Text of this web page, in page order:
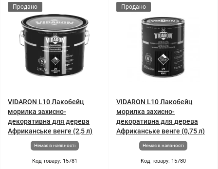
Продано
VIDARON L10 Лакобейц
морилка захисно-
декоративна для дерева
Африканське венге (2,5 л)
Немає в наявності
Код товару: 15781
Продано
VIDARON L10 Лакобейц
морилка захисно-
декоративна для дерева
Африканське венге (0,75 л)
Немає в наявності
Код товару: 15780